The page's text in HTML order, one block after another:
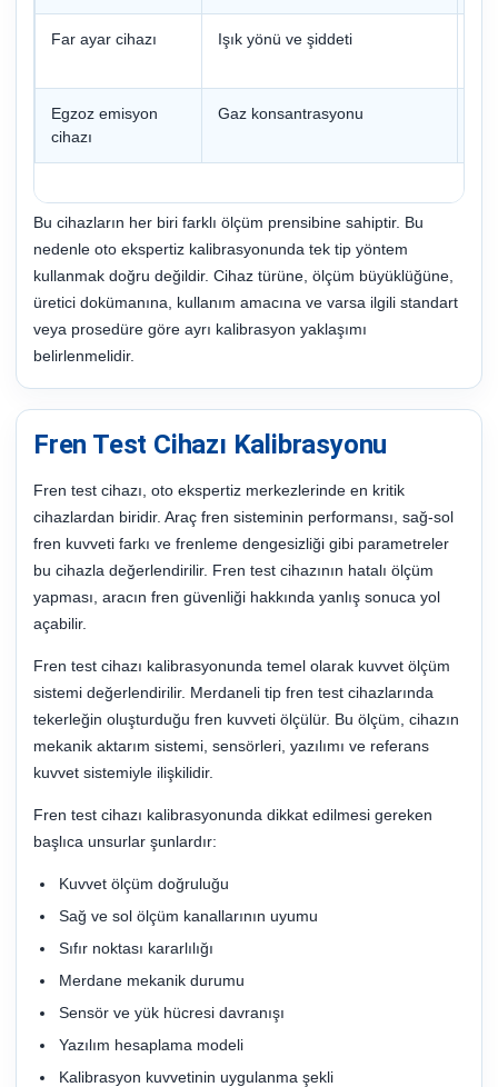
Far ayar cihazı Işık yönü ve şiddeti
Egzoz emisyon
cihazı
Gaz konsantrasyonu
Bu cihazların her biri farklı ölçüm prensibine sahiptir. Bu
nedenle oto ekspertiz kalibrasyonunda tek tip yöntem
kullanmak doğru değildir. Cihaz türüne, ölçüm büyüklüğüne,
üretici dokümanına, kullanım amacına ve varsa ilgili standart
veya prosedüre göre ayrı kalibrasyon yaklaşımı
belirlenmelidir.
Fren Test Cihazı Kalibrasyonu
Fren test cihazı, oto ekspertiz merkezlerinde en kritik
cihazlardan biridir. Araç fren sisteminin performansı, sağ-sol
fren kuvveti farkı ve frenleme dengesizliği gibi parametreler
bu cihazla değerlendirilir. Fren test cihazının hatalı ölçüm
yapması, aracın fren güvenliği hakkında yanlış sonuca yol
açabilir.
Fren test cihazı kalibrasyonunda temel olarak kuvvet ölçüm
sistemi değerlendirilir. Merdaneli tip fren test cihazlarında
tekerleğin oluşturduğu fren kuvveti ölçülür. Bu ölçüm, cihazın
mekanik aktarım sistemi, sensörleri, yazılımı ve referans
kuvvet sistemiyle ilişkilidir.
Fren test cihazı kalibrasyonunda dikkat edilmesi gereken
başlıca unsurlar şunlardır:
Kuvvet ölçüm doğruluğu
Sağ ve sol ölçüm kanallarının uyumu
Sıfır noktası kararlılığı
Merdane mekanik durumu
Sensör ve yük hücresi davranışı
Yazılım hesaplama modeli
Kalibrasyon kuvvetinin uygulanma şekli